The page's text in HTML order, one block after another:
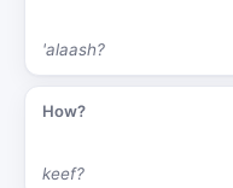
'alaash?
How?
keef?